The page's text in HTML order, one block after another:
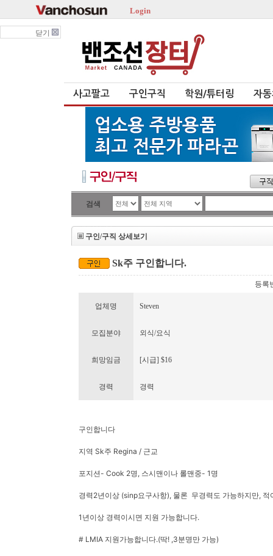
Login
닫기
사고팔고 구인구직 학원/튜터링 자
검색
구인/구직 상세보기
Sk주 구인합니다.
등록
업체명 Steven
모집분야 외식/요식
희망임금 [시급] $16
경력 경력
구인합니다
지역 Sk주 Regina / 근교
포지션- Cook 2명, 스시맨이나 롤맨중- 1명
경력2년이상 (sinp요구사항), 물론 무경력도 가능하지만,
1년이상 경력이시면 지원 가능합니다.
# LMIA 지원가능합니다.(딱! ,3분명만 가능)